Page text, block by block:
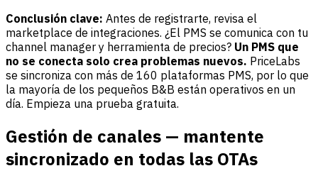
Conclusión clave: Antes de registrarte, revisa el
marketplace de integraciones. ¿El PMS se comunica con tu
channel manager y herramienta de precios? Un PMS que
no se conecta solo crea problemas nuevos. PriceLabs
se sincroniza con más de 160 plataformas PMS, por lo que
la mayoría de los pequeños B&B están operativos en un
día. Empieza una prueba gratuita.
Gestión de canales — mantente
sincronizado en todas las OTAs